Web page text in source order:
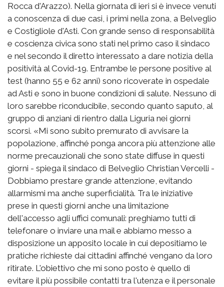
Rocca d'Arazzo). Nella giornata di ieri si è invece venuti
a conoscenza di due casi, i primi nella zona, a Belveglio
e Costigliole d'Asti. Con grande senso di responsabilità
e coscienza civica sono stati nel primo caso il sindaco
e nel secondo il diretto interessato a dare notizia della
positività al Covid-19. Entrambe le persone positive al
test (hanno 55 e 62 anni) sono ricoverate in ospedale
ad Asti e sono in buone condizioni di salute. Nessuno di
loro sarebbe riconducibile, secondo quanto saputo, al
gruppo di anziani di rientro dalla Liguria nei giorni
scorsi. «Mi sono subito premurato di avvisare la
popolazione, affinché ponga ancora più attenzione alle
norme precauzionali che sono state diffuse in questi
giorni - spiega il sindaco di Belveglio Christian Vercelli -
Dobbiamo prestare grande attenzione, evitando
allarmismi ma anche superficialità. Tra le iniziative
prese in questi giorni anche una limitazione
dell'accesso agli uffici comunali: preghiamo tutti di
telefonare o inviare una mail e abbiamo messo a
disposizione un apposito locale in cui depositiamo le
pratiche richieste dai cittadini affinché vengano da loro
ritirate. L'obiettivo che mi sono posto è quello di
evitare il più possibile contatti tra l'utenza e il personale